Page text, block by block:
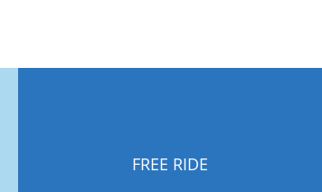
FREE RIDE